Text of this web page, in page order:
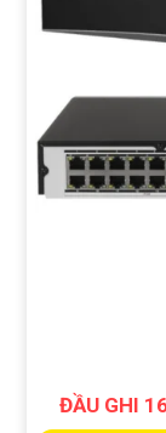
ĐẦU GHI